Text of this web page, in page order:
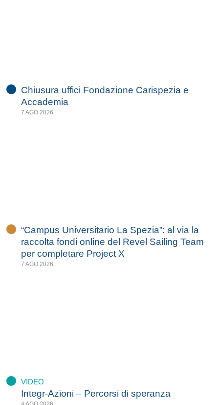
Chiusura uffici Fondazione Carispezia e
Accademia
7 AGO 2026
“Campus Universitario La Spezia”: al via la
raccolta fondi online del Revel Sailing Team
per completare Project X
7 AGO 2026
VIDEO
Integr-Azioni – Percorsi di speranza